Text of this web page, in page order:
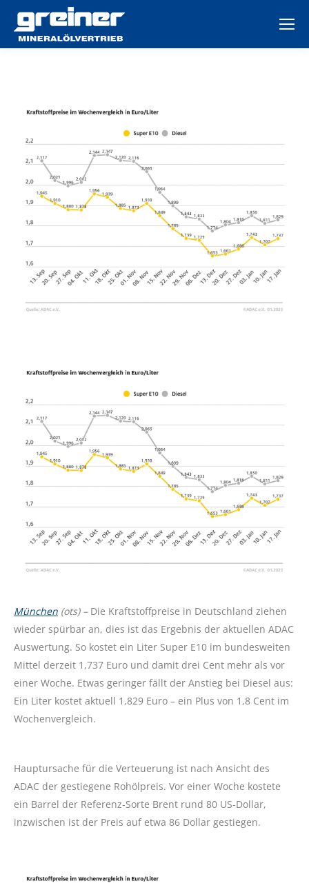
München (ots) – Die Kraftstoffpreise in Deutschland ziehen
wieder spürbar an, dies ist das Ergebnis der aktuellen ADAC
Auswertung. So kostet ein Liter Super E10 im bundesweiten
Mittel derzeit 1,737 Euro und damit drei Cent mehr als vor
einer Woche. Etwas geringer fällt der Anstieg bei Diesel aus:
Ein Liter kostet aktuell 1,829 Euro – ein Plus von 1,8 Cent im
Wochenvergleich.
Hauptursache für die Verteuerung ist nach Ansicht des
ADAC der gestiegene Rohölpreis. Vor einer Woche kostete
ein Barrel der Referenz-Sorte Brent rund 80 US-Dollar,
inzwischen ist der Preis auf etwa 86 Dollar gestiegen.